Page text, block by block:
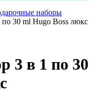
наборы
30 ml Hugo Boss люкс
3 в 1 по 30